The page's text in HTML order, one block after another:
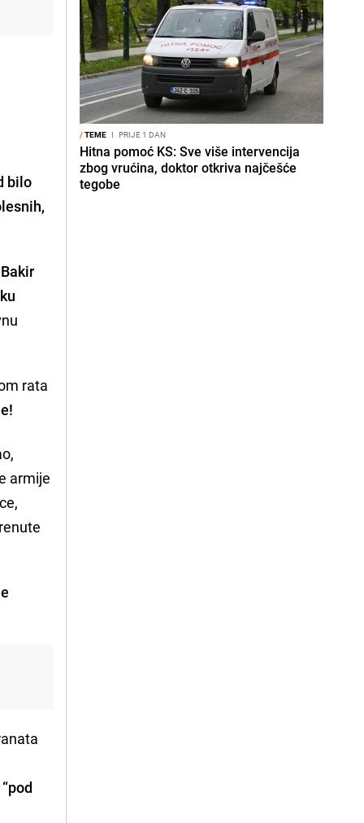
bilo
Bakir
rata
armije
/TEME I PRIJE 1 DAN
Hitna pomoć KS: Sve više intervencija
zbog vrućina, doktor otkriva najčešće
tegobe